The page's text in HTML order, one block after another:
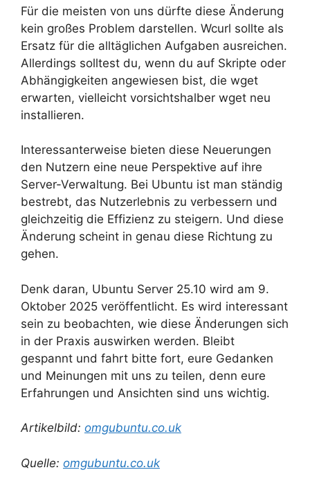
Für die meisten von uns dürfte diese Änderung
kein großes Problem darstellen. Wcurl sollte als
Ersatz für die alltäglichen Aufgaben ausreichen.
Allerdings solltest du, wenn du auf Skripte oder
Abhängigkeiten angewiesen bist, die wget
erwarten, vielleicht vorsichtshalber wget neu
installieren.
Interessanterweise bieten diese Neuerungen
den Nutzern eine neue Perspektive auf ihre
Server-Verwaltung. Bei Ubuntu ist man ständig
bestrebt, das Nutzerlebnis zu verbessern und
gleichzeitig die Effizienz zu steigern. Und diese
Änderung scheint in genau diese Richtung zu
gehen.
Denk daran, Ubuntu Server 25.10 wird am 9.
Oktober 2025 veröffentlicht. Es wird interessant
sein zu beobachten, wie diese Änderungen sich
in der Praxis auswirken werden. Bleibt
gespannt und fahrt bitte fort, eure Gedanken
und Meinungen mit uns zu teilen, denn eure
Erfahrungen und Ansichten sind uns wichtig.
Artikelbild: omgubuntu.co.uk
Quelle: omgubuntu.co.uk